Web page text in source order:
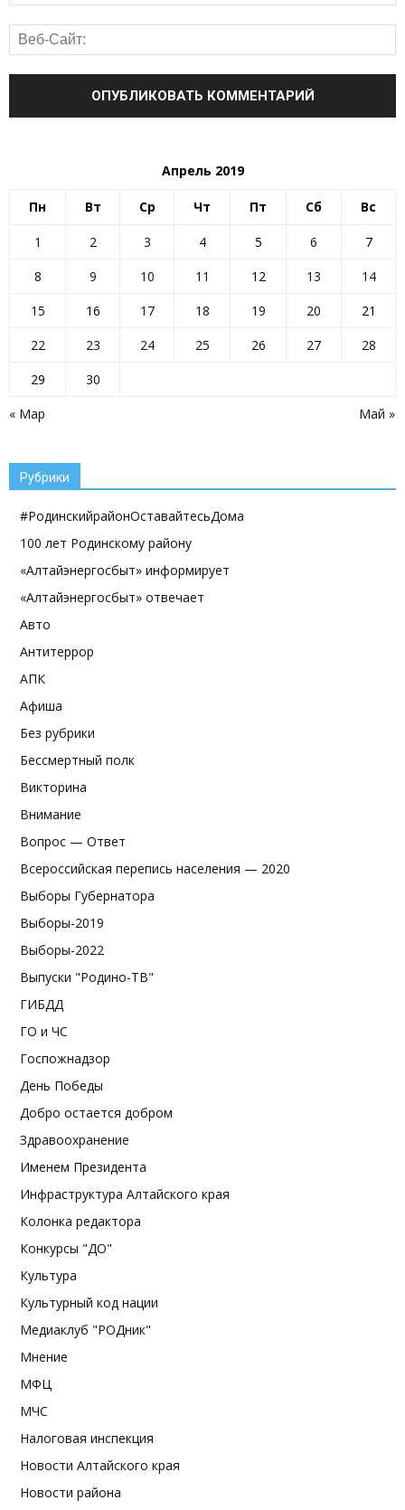
Апрель 2019
Пн Вт Ср Чт Пт Сб Вс
« Мар Май »
1 2 3 4 5 6
7
8
9 10 11 12 13
14
15
16 17 18 19 20
21
22
23 24 25 26 27
28
29
30
Рубрики
#РодинскийрайонОставайтесьДома
100 лет Родинскому району
«Алтайэнергосбыт» информирует
«Алтайэнергосбыт» отвечает
Авто
Антитеррор
АПК
Афиша
Без рубрики
Бессмертный полк
Викторина
Внимание
Вопрос — Ответ
Всероссийская перепись населения — 2020
Выборы Губернатора
Выборы-2019
Выборы-2022
Выпуски "Родино-ТВ"
ГИБДД
ГО и ЧС
Госпожнадзор
День Победы
Добро остается добром
Здравоохранение
Именем Президента
Инфраструктура Алтайского края
Колонка редактора
Конкурсы "ДО"
Культура
Культурный код нации
Медиаклуб "РОДник"
Мнение
МФЦ
МЧС
Налоговая инспекция
Новости Алтайского края
Новости района